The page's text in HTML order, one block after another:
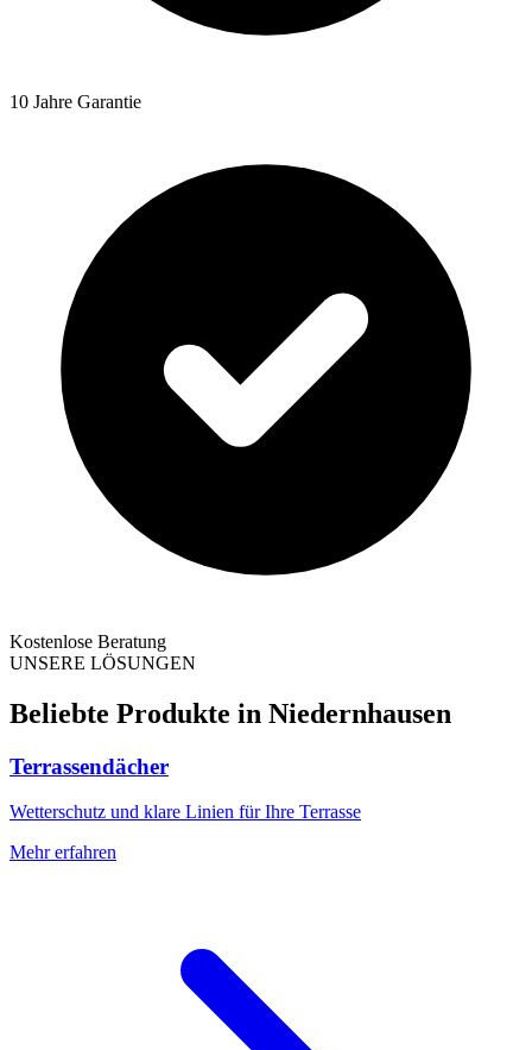
10 Jahre Garantie
Kostenlose Beratung
UNSERE LÖSUNGEN
Beliebte Produkte in Niedernhausen
Terrassendächer
Wetterschutz und klare Linien für Ihre Terrasse
Mehr erfahren